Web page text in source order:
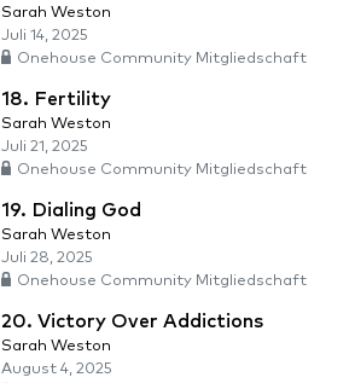
Sarah Weston
Juli 14, 2025
Onehouse Community Mitgliedschaft
18. Fertility
Sarah Weston
Juli 21, 2025
Onehouse Community Mitgliedschaft
19. Dialing God
Sarah Weston
Juli 28, 2025
Onehouse Community Mitgliedschaft
20. Victory Over Addictions
Sarah Weston
August 4, 2025